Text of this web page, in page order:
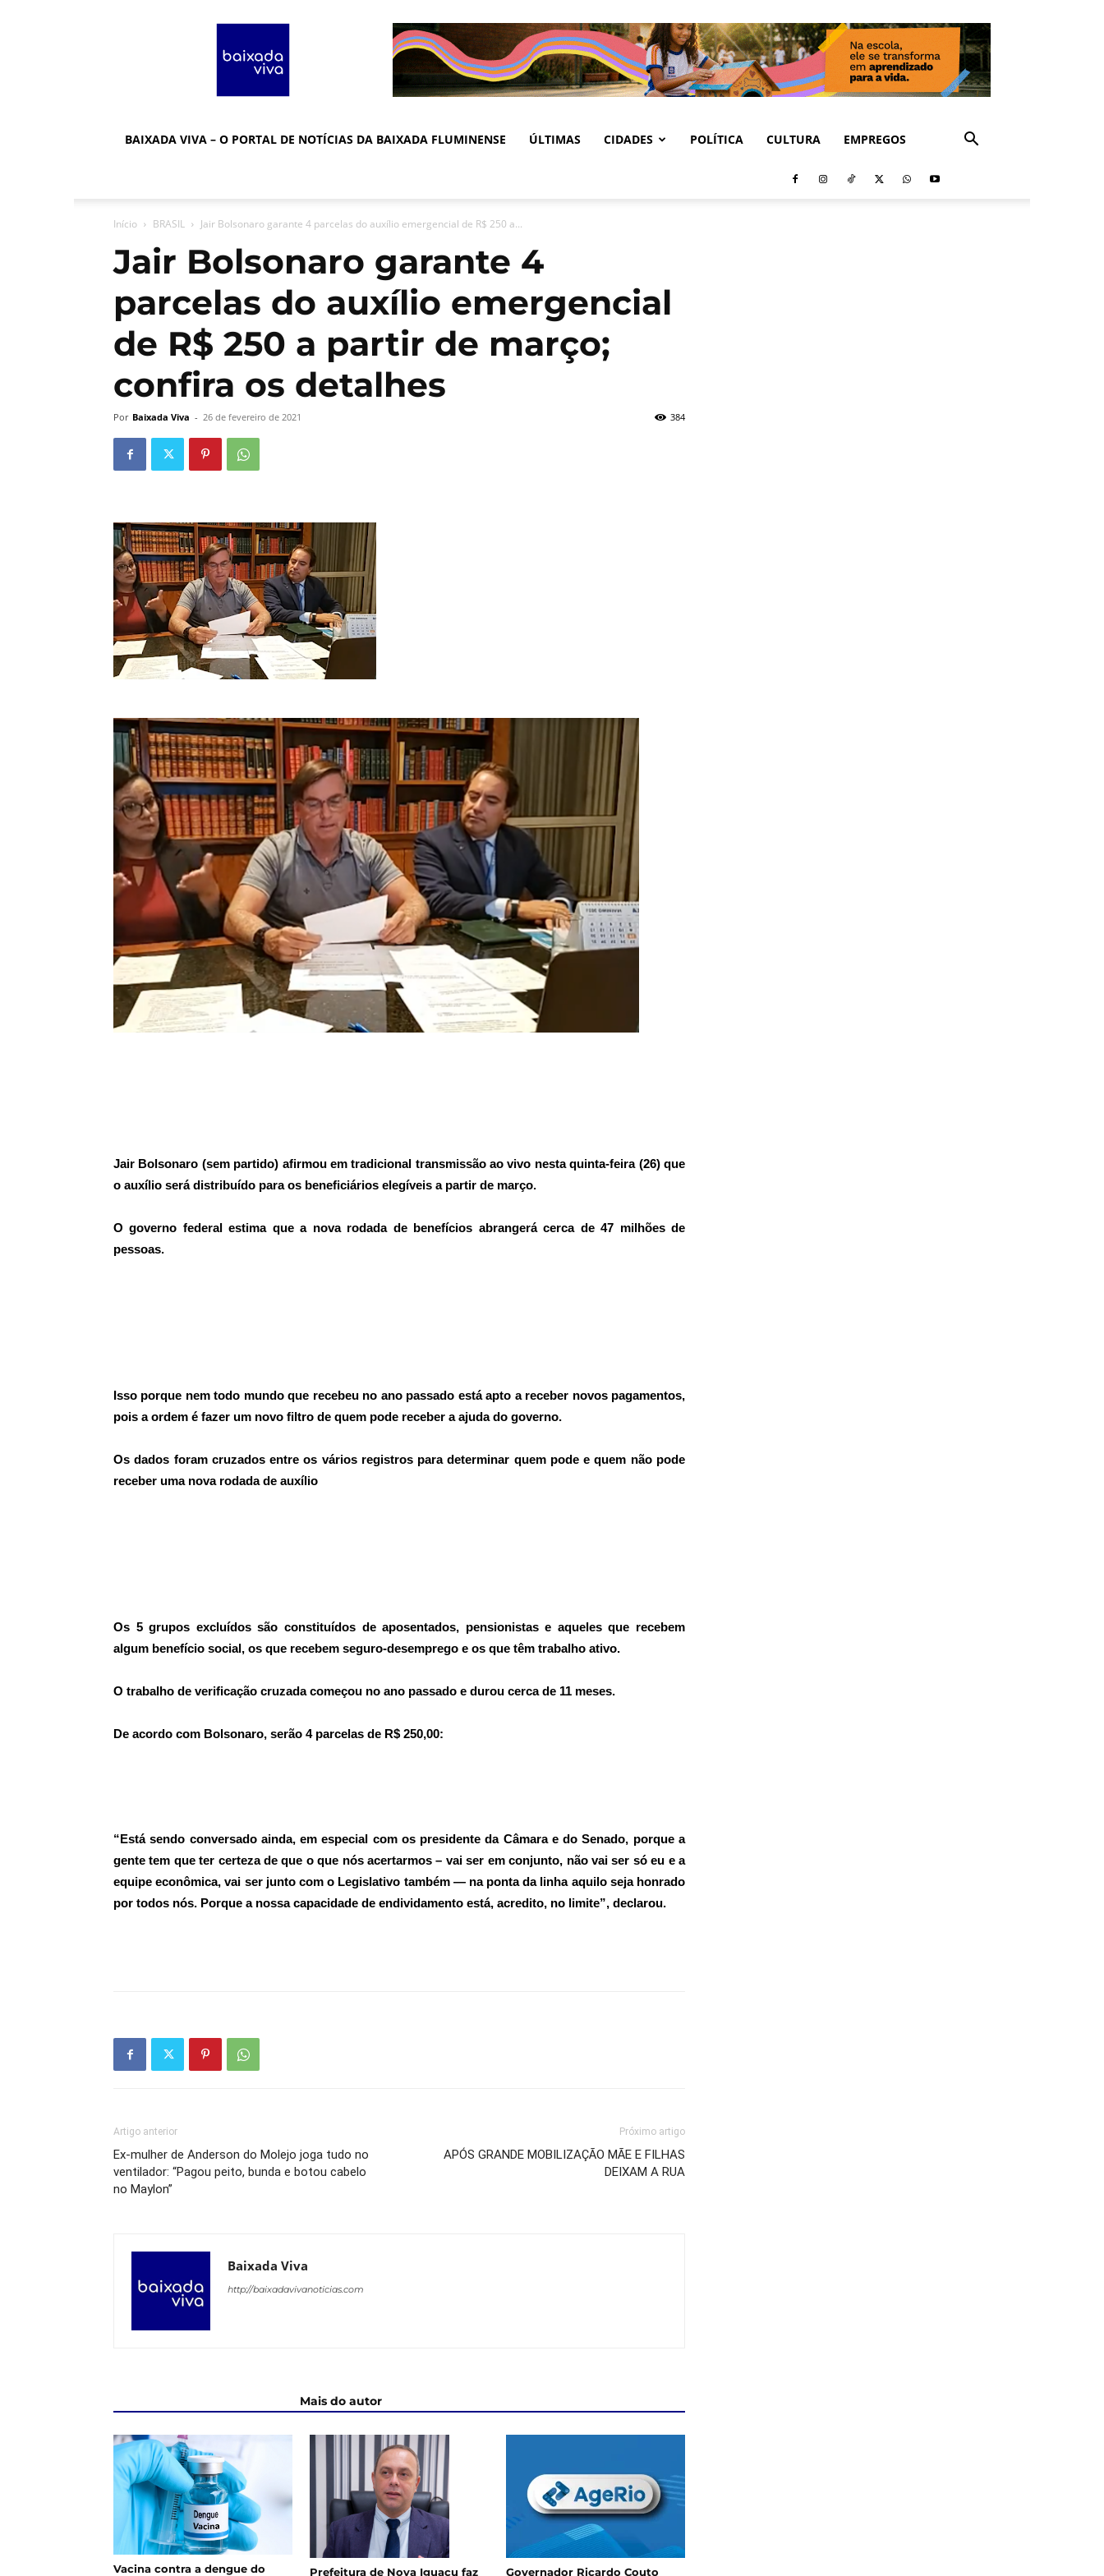
Viva
BAIXADA VIVA – O PORTAL DE NOTÍCIAS DA BAIXADA FLUMINENSE ÚLTIMAS CIDADES POLÍTICA CULTURA EMPREGOS
Início BRASIL Jair Bolsonaro garante 4 parcelas do auxílio emergencial de R$ 250 a...
Jair Bolsonaro garante 4
parcelas do auxílio emergencial
de R$ 250 a partir de março;
confira os detalhes
Por Baixada Viva - 26 de fevereiro de 2021 384
Jair Bolsonaro (sem partido) afirmou em tradicional transmissão ao vivo nesta quinta-feira (26) que
o auxílio será distribuído para os beneficiários elegíveis a partir de março.
O governo federal estima que a nova rodada de benefícios abrangerá cerca de 47 milhões de
pessoas.
Isso porque nem todo mundo que recebeu no ano passado está apto a receber novos pagamentos,
pois a ordem é fazer um novo filtro de quem pode receber a ajuda do governo.
Os dados foram cruzados entre os vários registros para determinar quem pode e quem não pode
receber uma nova rodada de auxílio
Os 5 grupos excluídos são constituídos de aposentados, pensionistas e aqueles que recebem
algum benefício social, os que recebem seguro-desemprego e os que têm trabalho ativo.
O trabalho de verificação cruzada começou no ano passado e durou cerca de 11 meses.
De acordo com Bolsonaro, serão 4 parcelas de R$ 250,00:
“Está sendo conversado ainda, em especial com os presidente da Câmara e do Senado, porque a
gente tem que ter certeza de que o que nós acertarmos – vai ser em conjunto, não vai ser só eu e a
equipe econômica, vai ser junto com o Legislativo também — na ponta da linha aquilo seja honrado
por todos nós. Porque a nossa capacidade de endividamento está, acredito, no limite”, declarou.
Artigo anterior
Ex-mulher de Anderson do Molejo joga tudo no
ventilador: “Pagou peito, bunda e botou cabelo
no Maylon”
Próximo artigo
APÓS GRANDE MOBILIZAÇÃO MÃE E FILHAS
DEIXAM A RUA
Baixada Viva
http://baixadavivanoticias.com
Mais do autor
Vacina contra a dengue do Prefeitura de Nova Iguaçu faz Governador Ricardo Couto